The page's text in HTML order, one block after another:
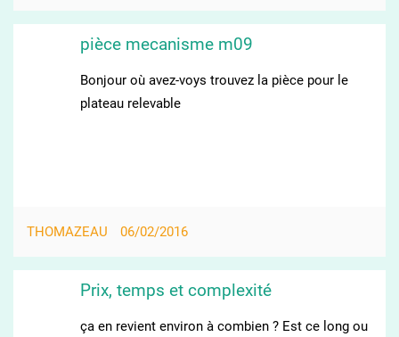
pièce mecanisme m09
Bonjour où avez-voys trouvez la pièce pour le
plateau relevable
THOMAZEAU 06/02/2016
Prix, temps et complexité
ça en revient environ à combien ? Est ce long ou